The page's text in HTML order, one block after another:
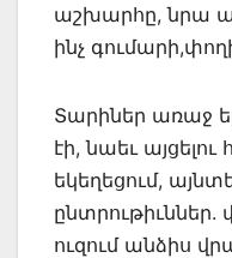
աշխարհը, նրա
ինչ
Տարիներ առաջ
էի, նաեւ այցելու
եկեղեցում,
ընտրութիւններ.
ուզում անձիս